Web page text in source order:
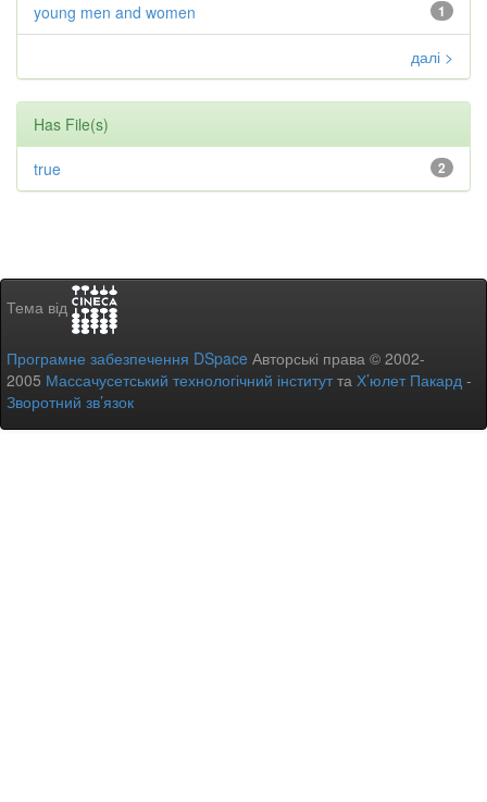
1
young men and women
далі >
Has File(s)
2
true
Тема від
Програмне забезпечення DSpace Авторські права © 2002-
2005 Массачусетський технологічний інститутта Х’юлет Пакард -
Зворотний зв’язок